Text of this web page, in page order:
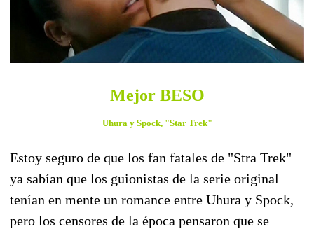
Mejor BESO
Uhura y Spock, "Star Trek"
Estoy seguro de que los fan fatales de "Stra Trek"
ya sabían que los guionistas de la serie original
tenían en mente un romance entre Uhura y Spock,
pero los censores de la época pensaron que se